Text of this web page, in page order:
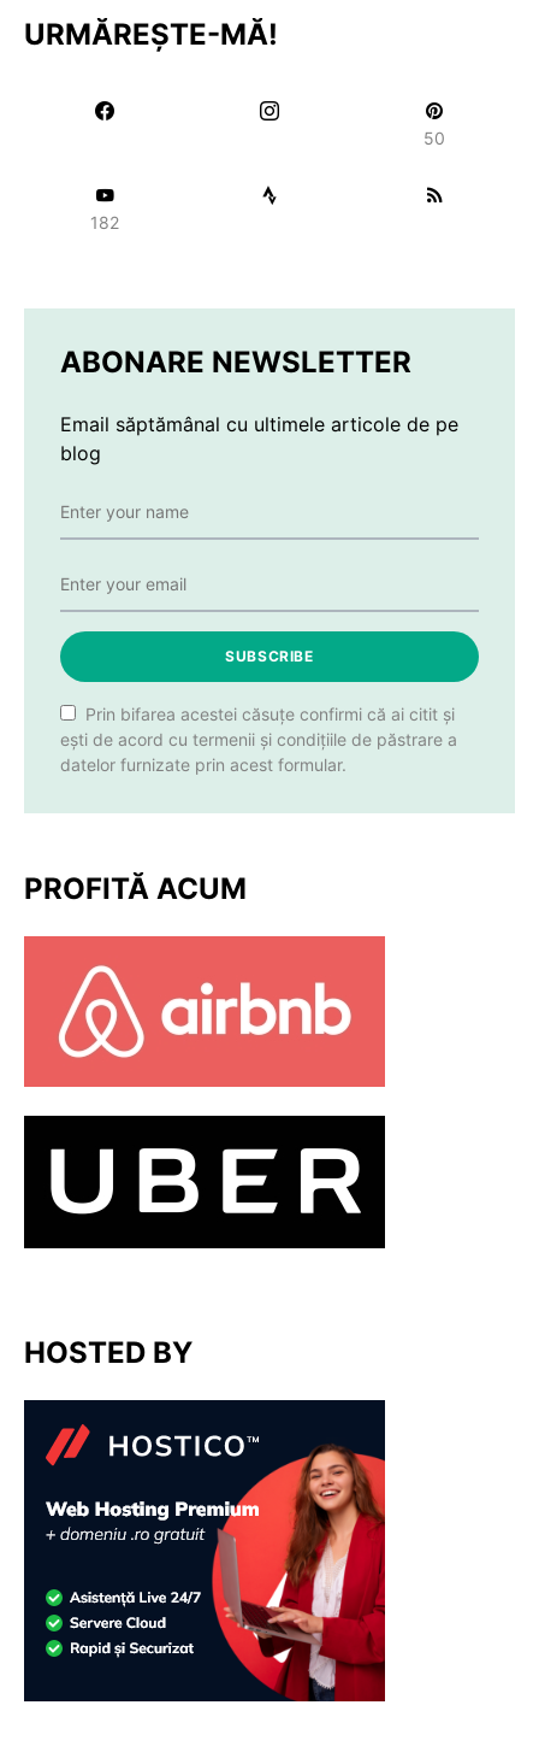
URMĂREȘTE-MĂ!
50
182
ABONARE NEWSLETTER
Email săptămânal cu ultimele articole de pe
blog
SUBSCRIBE
Prin bifarea acestei căsuțe confirmi că ai citit și
ești de acord cu termenii și condițiile de păstrare a
datelor furnizate prin acest formular.
PROFITĂ ACUM
HOSTED BY